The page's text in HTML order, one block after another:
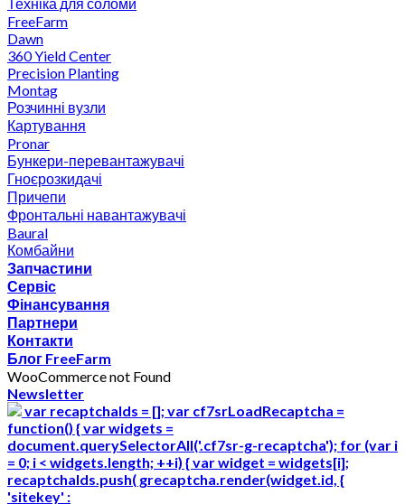
FreeFarm
Dawn
360 Yield Center
Precision Planting
Montag
Розчинні вузли
Картування
Pronar
Бункери-перевантажувачі
Гноєрозкидачі
Причепи
Фронтальні навантажувачі
Baural
Комбайни
Запчастини
Сервіс
Фінансування
Партнери
Контакти
Блог FreeFarm
WooCommerce not Found
Newsletter
var recaptchaIds = []; var cf7srLoadRecaptcha =
function() { var widgets =
document.querySelectorAll('.cf7sr-g-recaptcha'); for (var i
= 0; i < widgets.length; ++i) { var widget = widgets[i];
recaptchaIds.push( grecaptcha.render(widget.id, {
'sitekey' :